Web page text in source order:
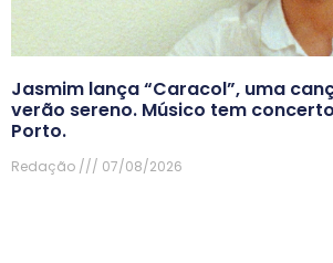
Jasmim lança “Caracol”, uma
verão sereno. Músico tem
Porto.
Redação 07/08/2026